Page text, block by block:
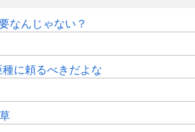
なんじゃない？
に頼るべきだよな